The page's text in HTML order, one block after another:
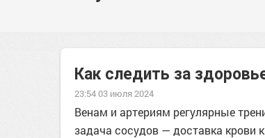
Как следить за
23:54 03 июля 2024
Венам и артериям регулярные
задача сосудов — доставка крови